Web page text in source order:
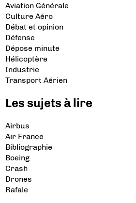
Aviation Générale
Culture Aéro
Débat et opinion
Défense
Dépose minute
Hélicoptère
Industrie
Transport Aérien
Les sujets à lire
Airbus
Air France
Bibliographie
Boeing
Crash
Drones
Rafale